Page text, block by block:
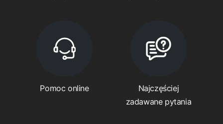
Pomoc online
Najczęściej
zadawane pytania